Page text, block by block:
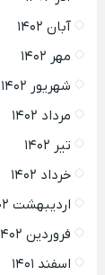
آبان ۱۴۰۲
مهر ۱۴۰۲
شهریور ۱۴۰۲
مرداد ۱۴۰۲
تیر ۱۴۰۲
خرداد ۱۴۰۲
اردیبهشت ۱۴۰۲
فروردین ۱۴۰۲
اسفند ۱۴۰۱